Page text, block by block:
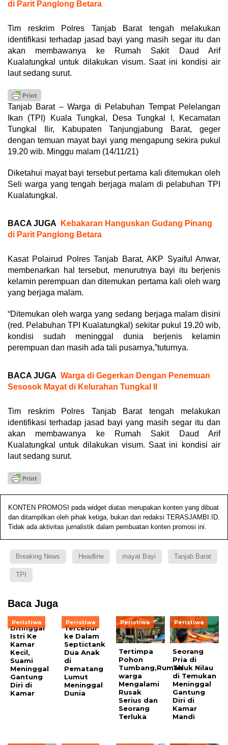
di Parit Panglong Betara
Tim reskrim Polres Tanjab Barat tengah melakukan
identifikasi terhadap jasad bayi yang masih segar itu dan
akan membawanya ke Rumah Sakit Daud Arif
Kualatungkal untuk dilakukan visum. Saat ini kondisi air
laut sedang surut.
Tanjab Barat – Warga di Pelabuhan Tempat Pelelangan
Ikan (TPI) Kuala Tungkal, Desa Tungkal I, Kecamatan
Tungkal Ilir, Kabupaten Tanjungjabung Barat, geger
dengan temuan mayat bayi yang mengapung sekira pukul
19.20 wib. Minggu malam (14/11/21)
Diketahui mayat bayi tersebut pertama kali ditemukan oleh
Seli warga yang tengah berjaga malam di pelabuhan TPI
Kualatungkal.
BACA JUGA
Kebakaran Hanguskan Gudang Pinang
di Parit Panglong Betara
Kasat Polairud Polres Tanjab Barat, AKP Syaiful Anwar,
membenarkan hal tersebut, menurutnya bayi itu berjenis
kelamin perempuan dan ditemukan pertama kali oleh warg
yang berjaga malam.
“Ditemukan oleh warga yang sedang berjaga malam disini
(red. Pelabuhan TPI Kualatungkal) sekitar pukul 19.20 wib,
kondisi sudah meninggal dunia berjenis kelamin
perempuan dan masih ada tali pusarnya,”tuturnya.
BACA JUGA Warga di Gegerkan Dengan Penemuan
Sesosok Mayat di Kelurahan Tungkal II
Tim reskrim Polres Tanjab Barat tengah melakukan
identifikasi terhadap jasad bayi yang masih segar itu dan
akan membawanya ke Rumah Sakit Daud Arif
Kualatungkal untuk dilakukan visum. Saat ini kondisi air
laut sedang surut.
KONTEN PROMOSI pada widget diatas merupakan konten yang dibuat
dan ditampilkan oleh pihak ketiga, bukan dari redaksi TERASJAMBI.ID.
Tidak ada aktivitas jurnalistik dalam pembuatan konten promosi ini.
Breaking News Headline mayat Bayi Tanjab Barat
TPI
Baca Juga
Peristiwa
Ditinggal
Istri Ke
Kamar
Kecil,
Suami
Meninggal
Gantung
Diri di
Kamar
Peristiwa
Tercebur
ke Dalam
Septictank
Dua Anak
di
Pematang
Lumut
Meninggal
Dunia
Peristiwa
Tertimpa
Pohon
Tumbang,Rumah
warga
Mengalami
Rusak
Serius dan
Seorang
Terluka
Peristiwa
Seorang
Pria di
Teluk Nilau
di Temukan
Meninggal
Gantung
Diri di
Kamar
Mandi